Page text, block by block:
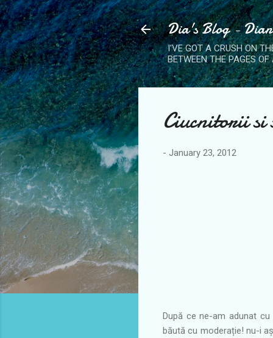
Dia's Blog -
I'VE GOT A CRUSH ON
BETWEEN THE PAGES OF
Ciucnitorii si
- January 23, 2012
După ce ne-am adunat cu
băută cu moderație! nu-i